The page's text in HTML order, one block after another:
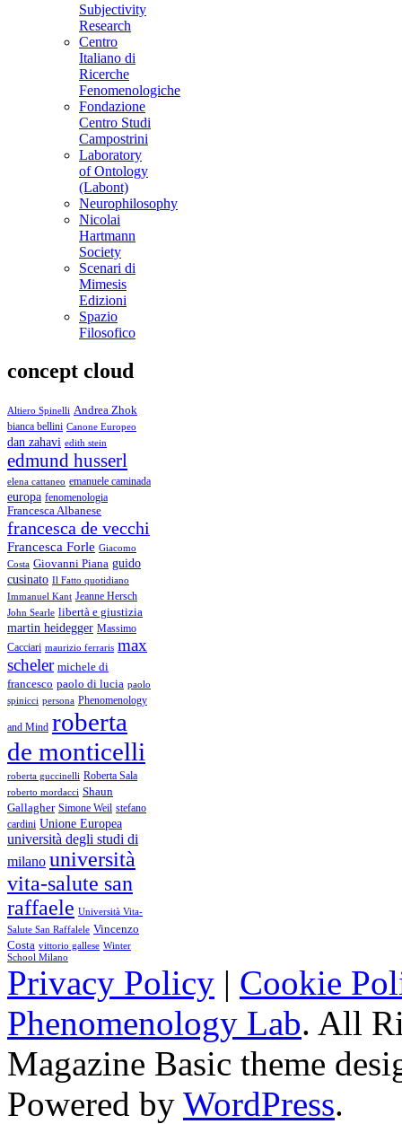
Subjectivity
Research
Centro
Italiano di
Ricerche
Fenomenologiche
Fondazione
Centro Studi
Campostrini
Laboratory
of Ontology
(Labont)
Neurophilosophy
Nicolai
Hartmann
Society
Scenari di
Mimesis
Edizioni
Spazio
Filosofico
concept cloud
Altiero Spinelli Andrea Zhok
bianca bellini Canone Europeo
dan zahavi edith stein
edmund husserl
elena cattaneo emanuele caminada
europa fenomenologia
Francesca Albanese
francesca de vecchi
Francesca Forle Giacomo
Costa Giovanni Piana guido
cusinato Il Fatto quotidiano
Immanuel Kant Jeanne Hersch
John Searle libertà e giustizia
martin heidegger Massimo
Cacciari maurizio ferraris max
scheler michele di
francesco paolo di lucia paolo
spinicci persona Phenomenology
and Mind roberta
de monticelli
roberta guccinelli Roberta Sala
roberto mordacci Shaun
Gallagher Simone Weil stefano
cardini Unione Europea
università degli studi di
milano università
vita-salute san
raffaele Università Vita-
Salute San Raffalele Vincenzo
Costa vittorio gallese Winter
School Milano
Privacy Policy | Cookie
Phenomenology Lab. All
Magazine Basic theme
Powered by WordPress.